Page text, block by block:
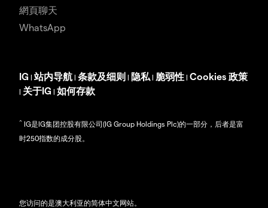
網頁聊天
WhatsApp
IG |站内导航 | 条款及细则 | 隐私 | 脆弱性 | Cookies 政策
| 关于IG | 如何存款
^ IG是IG集团控股有限公司(IG Group Holdings Plc)的一部分，后者是富
时250指数的成分股。
您访问的是澳大利亚的简体中文网站。